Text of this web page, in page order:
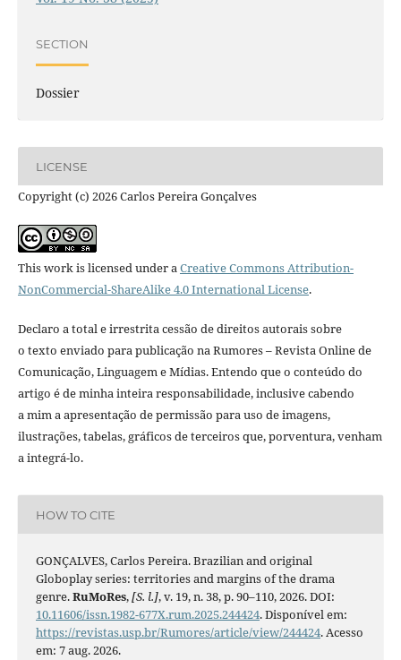
SECTION
Dossier
LICENSE
Copyright (c) 2026 Carlos Pereira Gonçalves
This work is licensed under aCreative Commons Attribution-
NonCommercial-ShareAlike 4.0 International License.
Declaro a total e irrestrita cessão de direitos autorais sobre
o texto enviado para publicação na Rumores – Revista Online de
Comunicação, Linguagem e Mídias. Entendo que o conteúdo do
artigo é de minha inteira responsabilidade, inclusive cabendo
a mim a apresentação de permissão para uso de imagens,
ilustrações, tabelas, gráficos de terceiros que, porventura, venham
a integrá-lo.
HOW TO CITE
GONÇALVES, Carlos Pereira. Brazilian and original
Globoplay series: territories and margins of the drama
genre.RuMoRes,[S. l.], v. 19, n. 38, p. 90–110, 2026. DOI:
10.11606/issn.1982-677X.rum.2025.244424. Disponível em:
https://revistas.usp.br/Rumores/article/view/244424. Acesso
em: 7 aug. 2026.